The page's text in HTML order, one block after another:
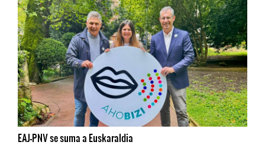
EAJ-PNV se suma a Euskaraldia